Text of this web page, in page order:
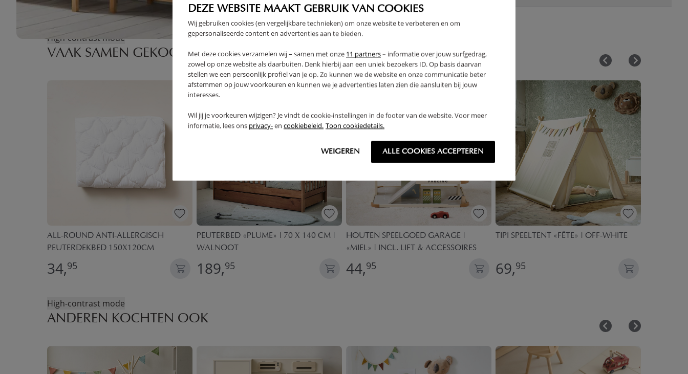
DEZE WEBSITE MAAKT GEBRUIK VAN COOKIES
Wij gebruiken cookies (en vergelijkbare technieken) om onze website te verbeteren en om
gepersonaliseerde content en advertenties aan te bieden.
Met deze cookies verzamelen wij – samen met onze 11 partners– informatie over jouw surfgedrag,
zowel op onze website als daarbuiten. Denk hierbij aan een uniek bezoekers ID. Op basis daarvan
stellen we een persoonlijk profiel van je op. Zo kunnen we de website en onze communicatie beter
afstemmen op jouw voorkeuren en kunnen we je advertenties laten zien die aansluiten bij jouw
interesses.
Wil jij je voorkeuren wijzigen? Je vindt de cookie-instellingen in de footer van de website. Voor meer
informatie, lees ons privacy-en cookiebeleid. Toon cookiedetails.
WEIGEREN ALLE COOKIES ACCEPTEREN
High-contrast mode
VAAK SAMEN GEKOCHT
ALL-ROUND ANTI-ALLERGISCH
PEUTERDEKBED 150X120CM
34,95
PEUTERBED «PLUME» | 70 X 140 CM |
WALNOOT
189,95
HOUTEN SPEELGOED GARAGE |
«MIEL» | INCL. LIFT & ACCESSOIRES
44,95
TIPI SPEELTENT «FÊTE» | OFF-WHITE
69,95
High-contrast mode
ANDEREN KOCHTEN OOK